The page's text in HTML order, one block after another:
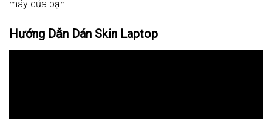
máy của bạn
Hướng Dẫn Dán Skin Laptop